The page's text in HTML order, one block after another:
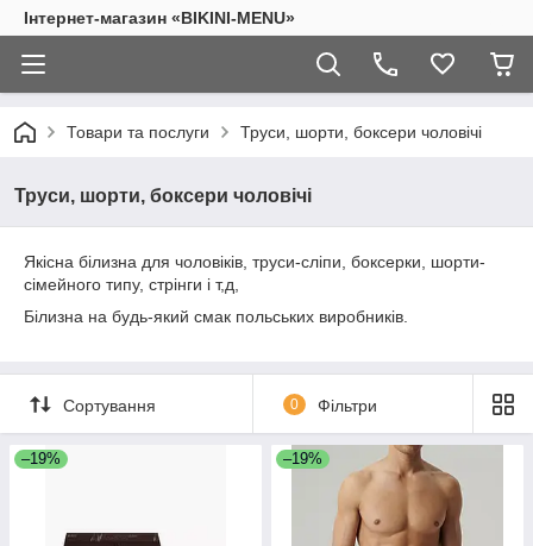
Інтернет-магазин «BIKINI-MENU»
Товари та послуги Труси, шорти, боксери чоловічі
Труси, шорти, боксери чоловічі
Якісна білизна для чоловіків, труси-сліпи, боксерки, шорти-
сімейного типу, стрінги і т,д,
Білизна на будь-який смак польських виробників.
Сортування 0 Фільтри
–19% –19%